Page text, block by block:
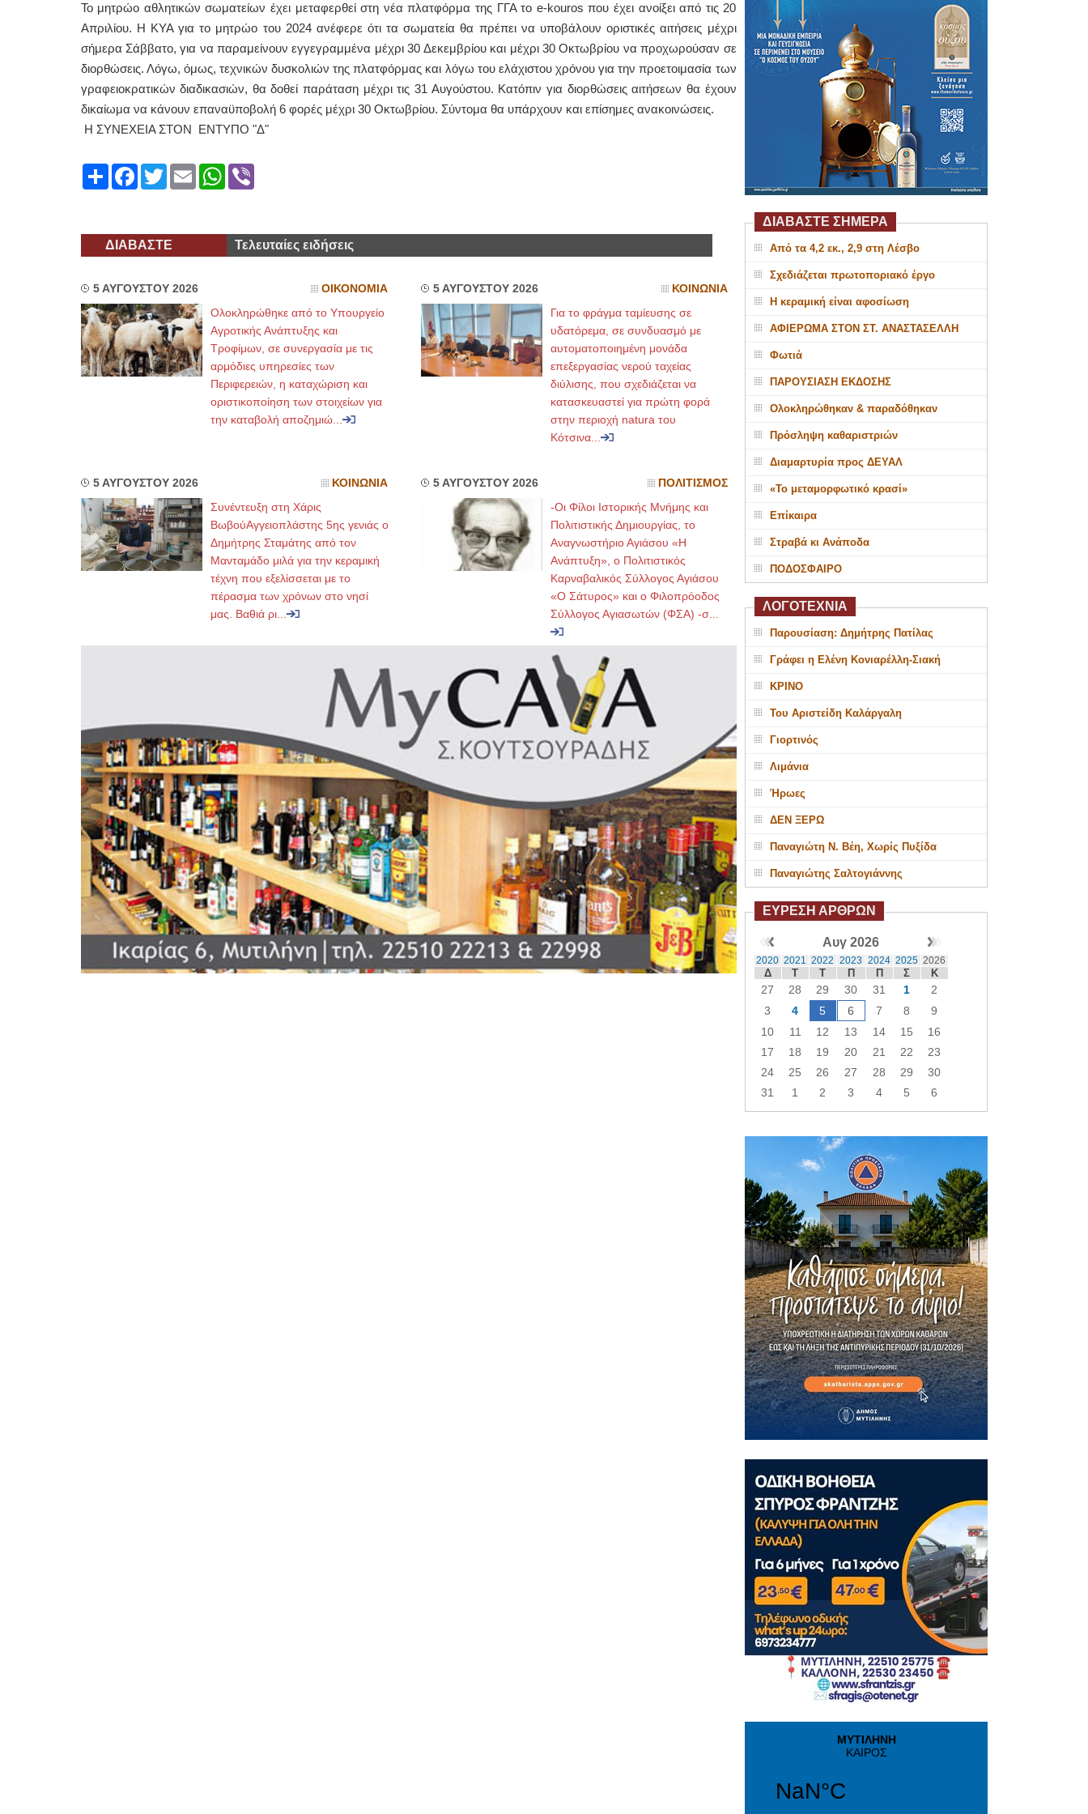
Το μητρώο αθλητικών σωματείων έχει μεταφερθεί στη νέα πλατφόρμα της ΓΓΑ το e-kouros που έχει ανοίξει από τις 20
Απριλίου. Η ΚΥΑ για το μητρώο του 2024 ανέφερε ότι τα σωματεία θα πρέπει να υποβάλουν οριστικές αιτήσεις μέχρι
σήμερα Σάββατο, για να παραμείνουν εγγεγραμμένα μέχρι 30 Δεκεμβρίου και μέχρι 30 Οκτωβρίου να προχωρούσαν σε
διορθώσεις. Λόγω, όμως, τεχνικών δυσκολιών της πλατφόρμας και λόγω του ελάχιστου χρόνου για την προετοιμασία των
γραφειοκρατικών διαδικασιών, θα δοθεί παράταση μέχρι τις 31 Αυγούστου. Κατόπιν για διορθώσεις αιτήσεων θα έχουν
δικαίωμα να κάνουν επαναϋποβολή 6 φορές μέχρι 30 Οκτωβρίου. Σύντομα θα υπάρχουν και επίσημες ανακοινώσεις.
Η ΣΥΝΕΧΕΙΑ ΣΤΟΝ ΕΝΤΥΠΟ "Δ"
ShareFacebook
TwitterEmailWhatsApp
Viber
ΔΙΑΒΑΣΤΕ Τελευταίες ειδήσεις
5 ΑΥΓΟΥΣΤΟΥ 2026 ΟΙΚΟΝΟΜΙΑ
Ολοκληρώθηκε από το Υπουργείο
Αγροτικής Ανάπτυξης και
Τροφίμων, σε συνεργασία με τις
αρμόδιες υπηρεσίες των
Περιφερειών, η καταχώριση και
οριστικοποίηση των στοιχείων για
την καταβολή αποζημιώ...
5 ΑΥΓΟΥΣΤΟΥ 2026 ΚΟΙΝΩΝΙΑ
Για το φράγμα ταμίευσης σε
υδατόρεμα, σε συνδυασμό με
αυτοματοποιημένη μονάδα
επεξεργασίας νερού ταχείας
διύλισης, που σχεδιάζεται να
κατασκευαστεί για πρώτη φορά
στην περιοχή natura του
Κότσινα...
5 ΑΥΓΟΥΣΤΟΥ 2026 ΚΟΙΝΩΝΙΑ
Συνέντευξη στη Χάρις
ΒωβούΑγγειοπλάστης 5ης γενιάς ο
Δημήτρης Σταμάτης από τον
Μανταμάδο μιλά για την κεραμική
τέχνη που εξελίσσεται με το
πέρασμα των χρόνων στο νησί
μας. Βαθιά ρι...
5 ΑΥΓΟΥΣΤΟΥ 2026 ΠΟΛΙΤΙΣΜΟΣ
-Οι Φίλοι Ιστορικής Μνήμης και
Πολιτιστικής Δημιουργίας, το
Αναγνωστήριο Αγιάσου «Η
Ανάπτυξη», ο Πολιτιστικός
Καρναβαλικός Σύλλογος Αγιάσου
«Ο Σάτυρος» και ο Φιλοπρόοδος
Σύλλογος Αγιασωτών (ΦΣΑ) -σ...
ΔΙΑΒΑΣΤΕ ΣΗΜΕΡΑ
Από τα 4,2 εκ., 2,9 στη Λέσβο
Σχεδιάζεται πρωτοποριακό έργο
Η κεραμική είναι αφοσίωση
ΑΦΙΕΡΩΜΑ ΣΤΟΝ ΣΤ. ΑΝΑΣΤΑΣΕΛΛΗ
Φωτιά
ΠΑΡΟΥΣΙΑΣΗ ΕΚΔΟΣΗΣ
Ολοκληρώθηκαν & παραδόθηκαν
Πρόσληψη καθαριστριών
Διαμαρτυρία προς ΔΕΥΑΛ
«Το μεταμορφωτικό κρασί»
Επίκαιρα
Στραβά κι Ανάποδα
ΠΟΔΟΣΦΑΙΡΟ
ΛΟΓΟΤΕΧΝΙΑ
Παρουσίαση: Δημήτρης Πατίλας
Γράφει η Ελένη Κονιαρέλλη-Σιακή
ΚΡΙΝΟ
Του Αριστείδη Καλάργαλη
Γιορτινός
Λιμάνια
Ήρωες
ΔΕΝ ΞΕΡΩ
Παναγιώτη Ν. Βέη, Χωρίς Πυξίδα
Παναγιώτης Σαλτογιάννης
ΕΥΡΕΣΗ ΑΡΘΡΩΝ
Αυγ 2026
2020 2021 2022 2023 2024 2025 2026
Δ Τ Τ Π Π Σ Κ
27 28 29 30 31 1
2
3
4 5 6 7 8
9
10
11 12 13 14 15
16
17
18 19 20 21 22
23
24
25 26 27 28 29
30
31
1 2 3 4 5 6